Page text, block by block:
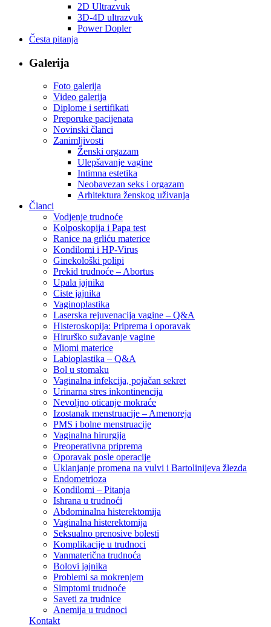
2D Ultrazvuk
3D-4D ultrazvuk
Power Dopler
Česta pitanja
Galerija
Foto galerija
Video galerija
Diplome i sertifikati
Preporuke pacijenata
Novinski članci
Zanimljivosti
Ženski orgazam
Ulepšavanje vagine
Intimna estetika
Neobavezan seks i orgazam
Arhitektura ženskog uživanja
Članci
Vodjenje trudnoće
Kolposkopija i Papa test
Ranice na grliću materice
Kondilomi i HP-Virus
Ginekološki polipi
Prekid trudnoće – Abortus
Upala jajnika
Ciste jajnika
Vaginoplastika
Laserska rejuvenacija vagine – Q&A
Histeroskopija: Priprema i oporavak
Hirurško sužavanje vagine
Miomi materice
Labioplastika – Q&A
Bol u stomaku
Vaginalna infekcija, pojačan sekret
Urinarna stres inkontinencija
Nevoljno oticanje mokraće
Izostanak menstruacije – Amenoreja
PMS i bolne menstruacije
Vaginalna hirurgija
Preoperativna priprema
Oporavak posle operacije
Uklanjanje promena na vulvi i Bartolinijeva žlezda
Endometrioza
Kondilomi – Pitanja
Ishrana u trudnoći
Abdominalna histerektomija
Vaginalna histerektomija
Seksualno prenosive bolesti
Komplikacije u trudnoci
Vanmaterična trudnoća
Bolovi jajnika
Problemi sa mokrenjem
Simptomi trudnoće
Saveti za trudnice
Anemija u trudnoci
Kontakt